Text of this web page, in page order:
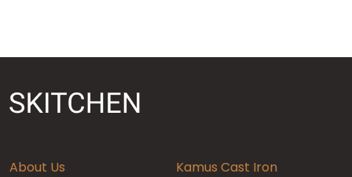
About Us
Kamus Cast Iron